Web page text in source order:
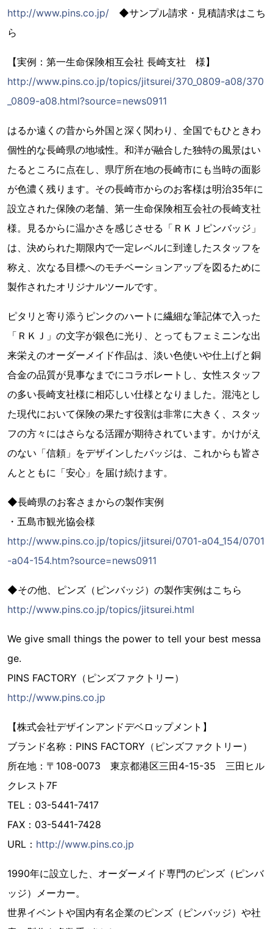
http://www.pins.co.jp/ ◆サンプル請求・見積請求はこち
ら
【実例：第一生命保険相互会社 長崎支社 様】
http://www.pins.co.jp/topics/jitsurei/370_0809-a08/370
_0809-a08.html?source=news0911
はるか遠くの昔から外国と深く関わり、全国でもひときわ
個性的な長崎県の地域性。和洋が融合した独特の風景はい
たるところに点在し、県庁所在地の長崎市にも当時の面影
が色濃く残ります。その長崎市からのお客様は明治35年に
設立された保険の老舗、第一生命保険相互会社の長崎支社
様。見るからに温かさを感じさせる「ＲＫＪピンバッジ」
は、決められた期限内で一定レベルに到達したスタッフを
称え、次なる目標へのモチベーションアップを図るために
製作されたオリジナルツールです。
ピタリと寄り添うピンクのハートに繊細な筆記体で入った
「ＲＫＪ」の文字が銀色に光り、とってもフェミニンな出
来栄えのオーダーメイド作品は、淡い色使いや仕上げと銅
合金の品質が見事なまでにコラボレートし、女性スタッフ
の多い長崎支社様に相応しい仕様となりました。混沌とし
た現代において保険の果たす役割は非常に大きく、スタッ
フの方々にはさらなる活躍が期待されています。かけがえ
のない「信頼」をデザインしたバッジは、これからも皆さ
んとともに「安心」を届け続けます。
◆長崎県のお客さまからの製作実例
・五島市観光協会様
http://www.pins.co.jp/topics/jitsurei/0701-a04_154/0701
-a04-154.htm?source=news0911
◆その他、ピンズ（ピンバッジ）の製作実例はこちら
http://www.pins.co.jp/topics/jitsurei.html
We give small things the power to tell your best messa
ge.
PINS FACTORY（ピンズファクトリー）
http://www.pins.co.jp
【株式会社デザインアンドデベロップメント】
ブランド名称：PINS FACTORY（ピンズファクトリー）
所在地：〒108-0073 東京都港区三田4-15-35 三田ヒル
クレスト7F
TEL：03-5441-7417
FAX：03-5441-7428
URL： http://www.pins.co.jp
1990年に設立した、オーダーメイド専門のピンズ（ピンバ
ッジ）メーカー。
世界イベントや国内有名企業のピンズ（ピンバッジ）や社